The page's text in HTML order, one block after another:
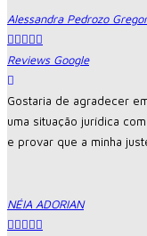
Alessandra Pedrozo

Reviews Google
Gostaria de agradecer
uma situação jurídica
e provar que a minha
NÉIA ADORIAN
